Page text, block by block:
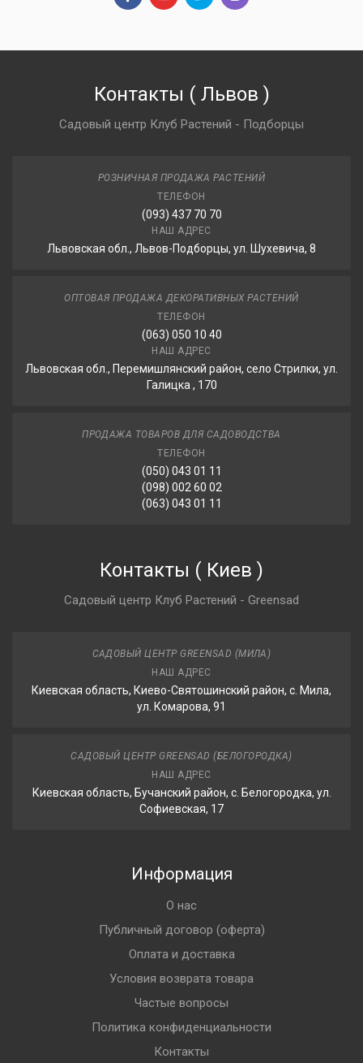
Контакты ( Львов )
Садовый центр Клуб Растений - Подборцы
РОЗНИЧНАЯ ПРОДАЖА РАСТЕНИЙ
ТЕЛЕФОН
(093) 437 70 70
НАШ АДРЕС
Львовская обл., Львов-Подборцы, ул. Шухевича, 8
ОПТОВАЯ ПРОДАЖА ДЕКОРАТИВНЫХ РАСТЕНИЙ
ТЕЛЕФОН
(063) 050 10 40
НАШ АДРЕС
Львовская обл., Перемишлянский район, село Стрилки, ул.
Галицка , 170
ПРОДАЖА ТОВАРОВ ДЛЯ САДОВОДСТВА
ТЕЛЕФОН
(050) 043 01 11
(098) 002 60 02
(063) 043 01 11
Контакты ( Киев )
Садовый центр Клуб Растений - Greensad
САДОВЫЙ ЦЕНТР GREENSAD (МИЛА)
НАШ АДРЕС
Киевская область, Киево-Святошинский район, с. Мила,
ул. Комарова, 91
САДОВЫЙ ЦЕНТР GREENSAD (БЕЛОГОРОДКА)
НАШ АДРЕС
Киевская область, Бучанский район, с. Белогородка, ул.
Софиевская, 17
Информация
О нас
Публичный договор (оферта)
Оплата и доставка
Условия возврата товара
Частые вопросы
Политика конфиденциальности
Контакты